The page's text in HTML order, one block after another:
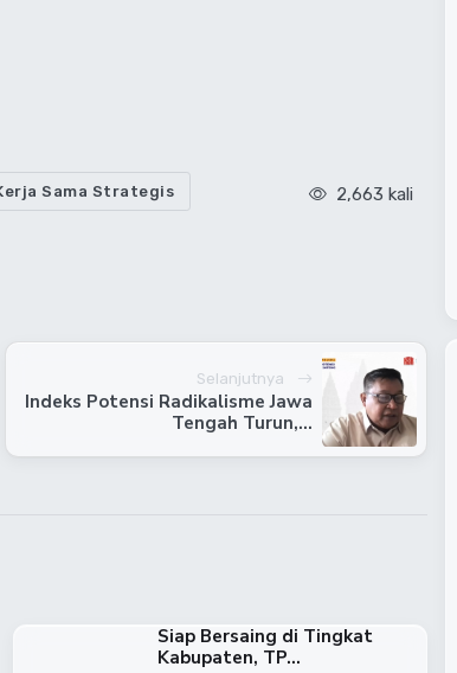
Sama Strategis 2,663 kali
Selanjutnya
Indeks Potensi Radikalisme Jawa
Tengah Turun,...
Siap Bersaing di Tingkat
Kabupaten, TP...